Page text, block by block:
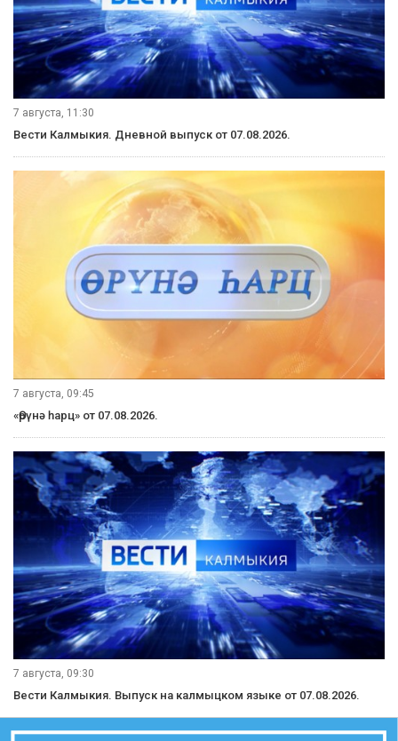
7 августа, 11:30
Вести Калмыкия. Дневной выпуск от 07.08.2026.
7 августа, 09:45
«Өрүнә һарц» от 07.08.2026.
7 августа, 09:30
Вести Калмыкия. Выпуск на калмыцком языке от 07.08.2026.